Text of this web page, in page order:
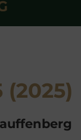
(2025)